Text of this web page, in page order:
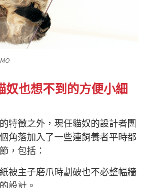
奴也想不到的方便小細
特徵之外，現任貓奴的設計者團
角落加入了一些連飼養者平時都
，包括：
被主子磨爪時劃破也不必整幅牆
設計。